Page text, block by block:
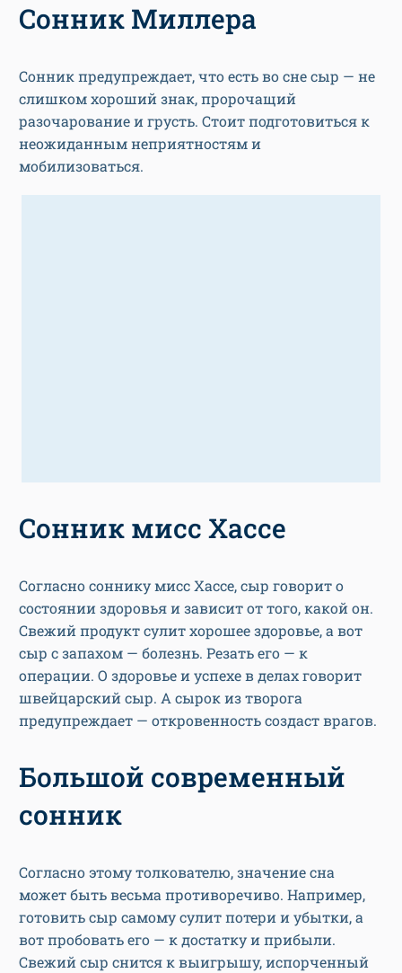
Сонник Миллера
Сонник предупреждает, что есть во сне сыр — не
слишком хороший знак, пророчащий
разочарование и грусть. Стоит подготовиться к
неожиданным неприятностям и
мобилизоваться.
Сонник мисс Хассе
Согласно соннику мисс Хассе, сыр говорит о
состоянии здоровья и зависит от того, какой он.
Свежий продукт сулит хорошее здоровье, а вот
сыр с запахом — болезнь. Резать его — к
операции. О здоровье и успехе в делах говорит
швейцарский сыр. А сырок из творога
предупреждает — откровенность создаст врагов.
Большой современный
сонник
Согласно этому толкователю, значение сна
может быть весьма противоречиво. Например,
готовить сыр самому сулит потери и убытки, а
вот пробовать его — к достатку и прибыли.
Свежий сыр снится к выигрышу, испорченный